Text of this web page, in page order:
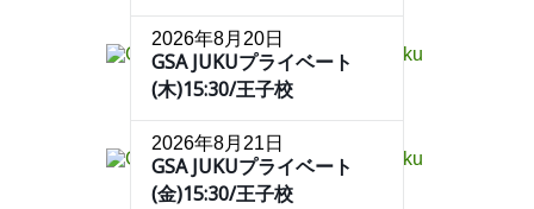
2026年8月20日
GSA JUKUプライベート
(木)15:30/王子校
2026年8月21日
GSA JUKUプライベート
(金)15:30/王子校